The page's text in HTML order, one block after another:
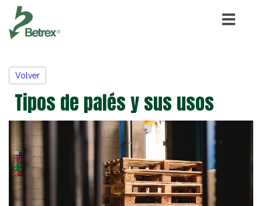
Volver
Tipos de palés y sus usos